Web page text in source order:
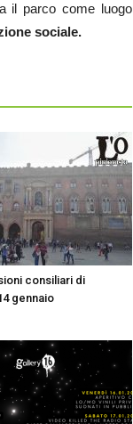
il parco come luogo
sociale.
consiliari di
gennaio